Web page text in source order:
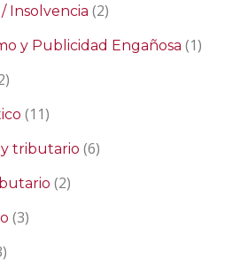
Insolvencia (2)
y Publicidad Engañosa (1)
(11)
tributario (6)
(2)
(3)